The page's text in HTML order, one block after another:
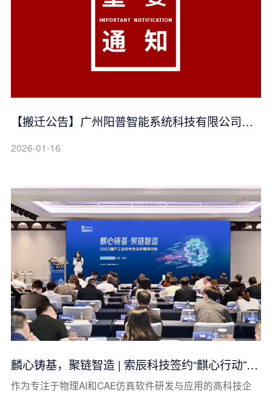
【搬迁公告】广州阳普智能系统科技有限公司乔
2026-01-16
麟心铸基，聚链智造 | 索辰科技签约“麒心行动”合
作伙伴，共绘工业软件新蓝图
作为专注于物理AI和CAE仿真软件研发与应用的高科技企